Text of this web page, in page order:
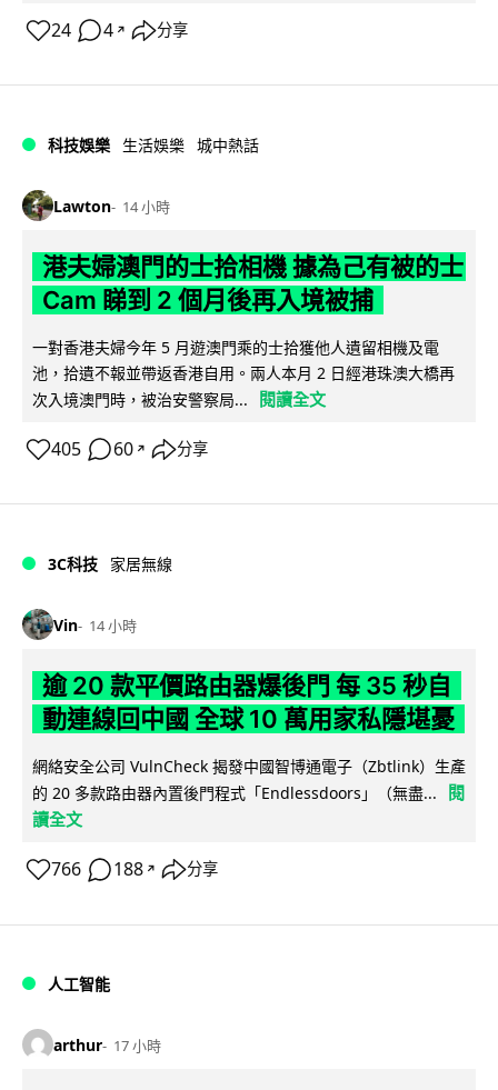
24 4 ↗ 分享
科技娛樂 生活娛樂 城中熱話
Lawton 14 小時
港夫婦澳門的士拾相機 據為己有被的士
Cam 睇到 2 個月後再入境被捕
一對香港夫婦今年 5 月遊澳門乘的士拾獲他人遺留相機及電
池，拾遺不報並帶返香港自用。兩人本月 2 日經港珠澳大橋再
次入境澳門時，被治安警察局...
閱讀全文
405 60 ↗ 分享
3C科技 家居無線
Vin 14 小時
逾 20 款平價路由器爆後門 每 35 秒自
動連線回中國 全球 10 萬用家私隱堪憂
網絡安全公司 VulnCheck 揭發中國智博通電子（Zbtlink）生產
的 20 多款路由器內置後門程式「Endlessdoors」（無盡...
閱
讀全文
766 188 ↗ 分享
人工智能
arthur 17 小時